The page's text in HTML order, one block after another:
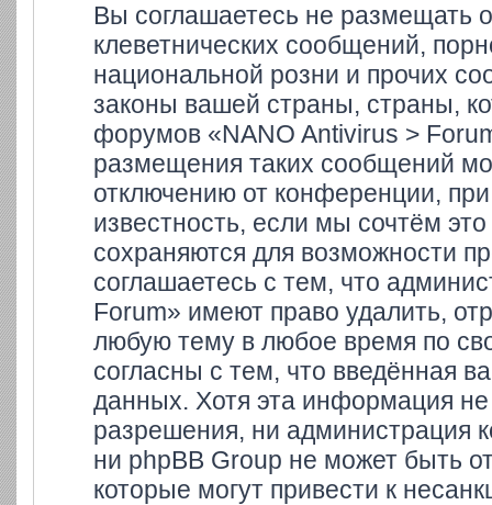
Вы соглашаетесь не размещать
клеветнических сообщений,
национальной розни и прочих
законы вашей страны, страны,
форумов «NANO Antivirus >
размещения таких сообщений
отключению от конференции,
известность, если мы сочтём
сохраняются для возможности
соглашаетесь с тем, что
Forum» имеют право удалить,
любую тему в любое время по
согласны с тем, что введённая
данных. Хотя эта информация
разрешения, ни администрация
ни phpBB Group не может быть
которые могут привести к